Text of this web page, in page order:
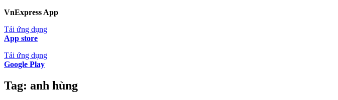
VnExpress App
Tải ứng dụng
App store
Tải ứng dụng
Google Play
Tag: anh hùng